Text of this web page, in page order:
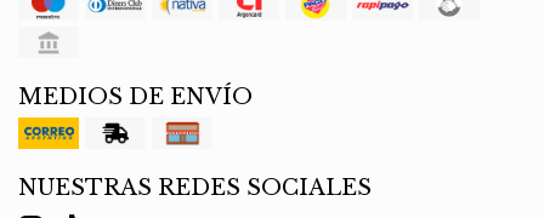
MEDIOS DE ENVÍO
NUESTRAS REDES SOCIALES